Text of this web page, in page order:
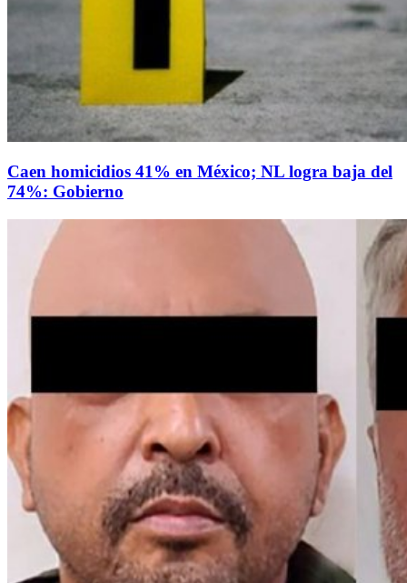
Caen homicidios 41% en México; NL logra baja del
74%: Gobierno